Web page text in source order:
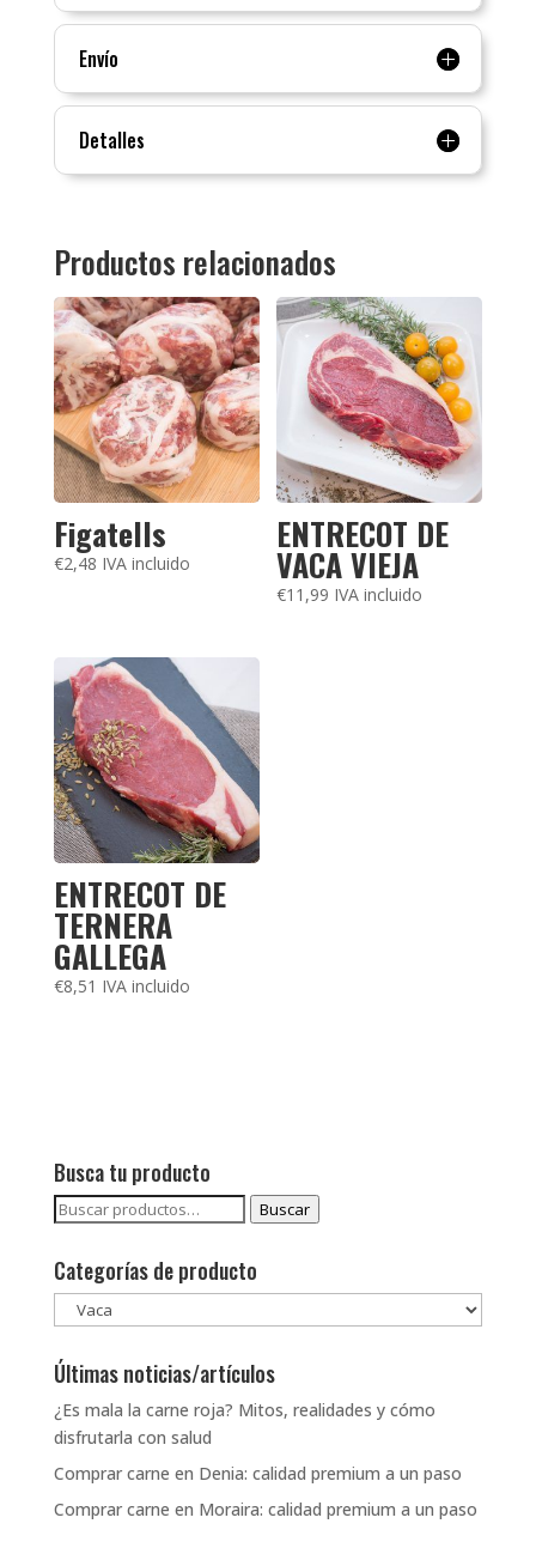
Envío
Detalles
Productos relacionados
Figatells
€2,48 IVA incluido
ENTRECOT DE
VACA VIEJA
€11,99 IVA incluido
ENTRECOT DE
TERNERA
GALLEGA
€8,51 IVA incluido
Busca tu producto
Buscar
Buscar
Categorías de producto
Últimas noticias/artículos
¿Es mala la carne roja? Mitos, realidades y cómo
disfrutarla con salud
Comprar carne en Denia: calidad premium a un paso
Comprar carne en Moraira: calidad premium a un paso